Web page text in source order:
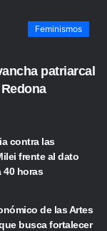
Feminismos
patriarcal
contra las
frente al dato
40 horas
de las Artes
busca fortalecer